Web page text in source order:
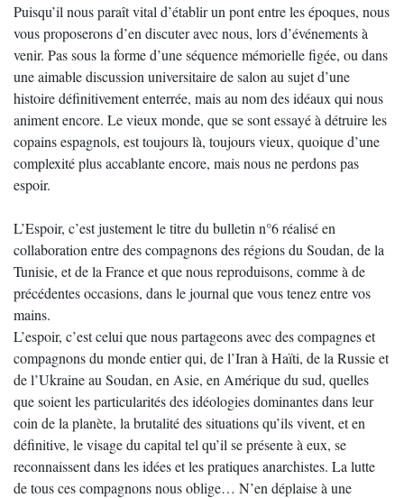
Puisqu’il nous paraît vital d’établir un pont entre les époques, nous
vous proposerons d’en discuter avec nous, lors d’événements à
venir. Pas sous la forme d’une séquence mémorielle figée, ou dans
une aimable discussion universitaire de salon au sujet d’une
histoire définitivement enterrée, mais au nom des idéaux qui nous
animent encore. Le vieux monde, que se sont essayé à détruire les
copains espagnols, est toujours là, toujours vieux, quoique d’une
complexité plus accablante encore, mais nous ne perdons pas
espoir.
L’Espoir, c’est justement le titre du bulletin n°6 réalisé en
collaboration entre des compagnons des régions du Soudan, de la
Tunisie, et de la France et que nous reproduisons, comme à de
précédentes occasions, dans le journal que vous tenez entre vos
mains.
L’espoir, c’est celui que nous partageons avec des compagnes et
compagnons du monde entier qui, de l’Iran à Haïti, de la Russie et
de l’Ukraine au Soudan, en Asie, en Amérique du sud, quelles
que soient les particularités des idéologies dominantes dans leur
coin de la planète, la brutalité des situations qu’ils vivent, et en
définitive, le visage du capital tel qu’il se présente à eux, se
reconnaissent dans les idées et les pratiques anarchistes. La lutte
de tous ces compagnons nous oblige… N’en déplaise à une